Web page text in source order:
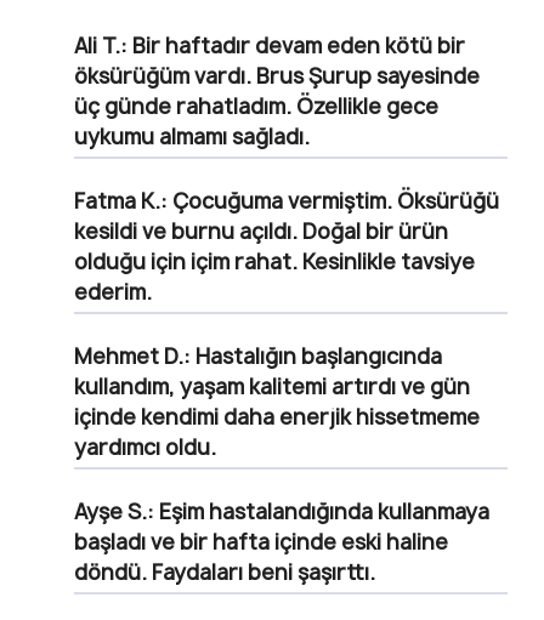
Ali T.: Bir haftadır devam eden kötü bir
öksürüğüm vardı. Brus Şurup sayesinde
üç günde rahatladım. Özellikle gece
uykumu almamı sağladı.
Fatma K.: Çocuğuma vermiştim. Öksürüğü
kesildi ve burnu açıldı. Doğal bir ürün
olduğu için içim rahat. Kesinlikle tavsiye
ederim.
Mehmet D.: Hastalığın başlangıcında
kullandım, yaşam kalitemi artırdı ve gün
içinde kendimi daha enerjik hissetmeme
yardımcı oldu.
Ayşe S.: Eşim hastalandığında kullanmaya
başladı ve bir hafta içinde eski haline
döndü. Faydaları beni şaşırttı.